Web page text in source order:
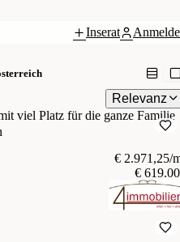
Inserat
Relevanz
viel Platz für die ganze Familie
€ 2.971,25/
€